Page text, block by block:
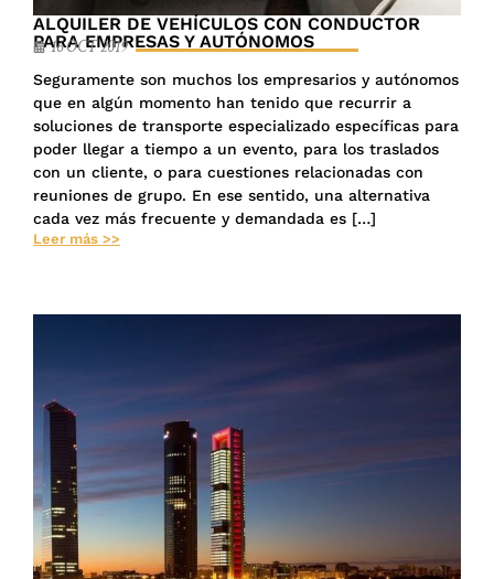
ALQUILER DE VEHÍCULOS CON CONDUCTOR
PARA EMPRESAS Y AUTÓNOMOS
16 OCT 2019
Seguramente son muchos los empresarios y autónomos
que en algún momento han tenido que recurrir a
soluciones de transporte especializado específicas para
poder llegar a tiempo a un evento, para los traslados
con un cliente, o para cuestiones relacionadas con
reuniones de grupo. En ese sentido, una alternativa
cada vez más frecuente y demandada es […]
Leer más >>